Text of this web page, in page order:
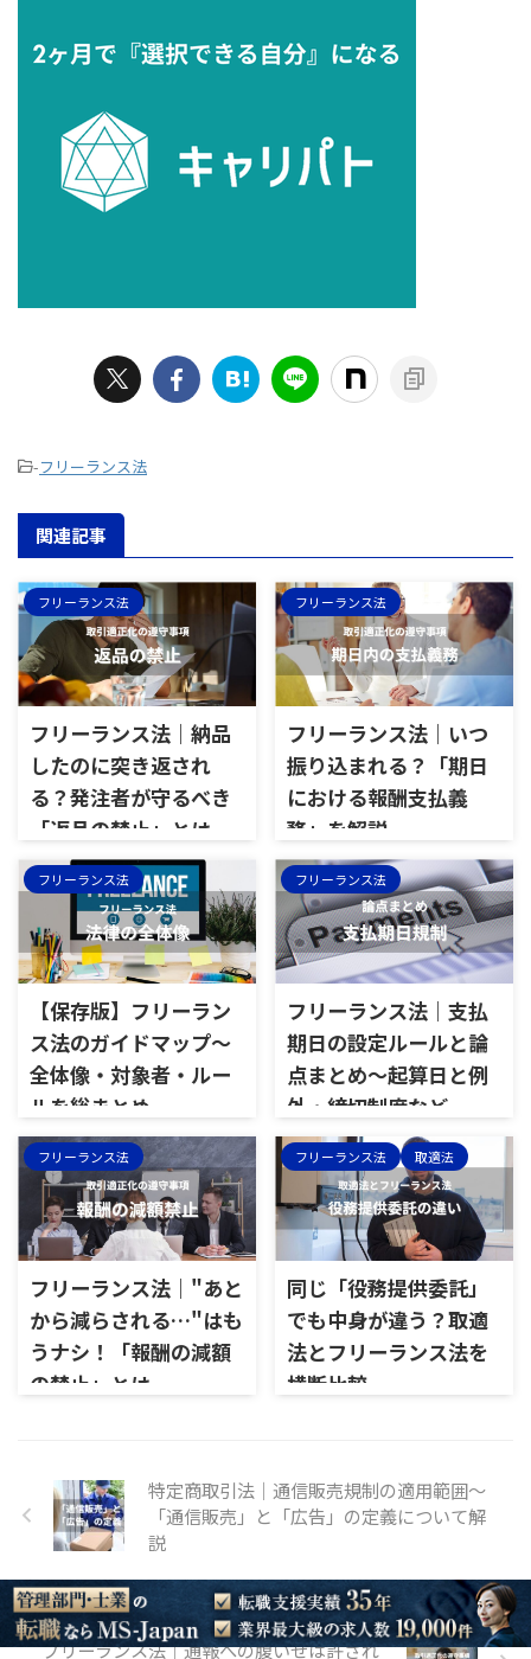
-フリーランス法
関連記事
フリーランス法
フリーランス法｜納品
したのに突き返され
る？発注者が守るべき
「返品の禁止」とは
フリーランス法
フリーランス法｜いつ
振り込まれる？「期日
における報酬支払義
務」を解説
フリーランス法
【保存版】フリーラン
ス法のガイドマップ～
全体像・対象者・ルー
ルを総まとめ
フリーランス法
フリーランス法｜支払
期日の設定ルールと論
点まとめ～起算日と例
外・締切制度など
フリーランス法
フリーランス法｜"あと
から減らされる…"はも
うナシ！「報酬の減額
の禁止」とは
フリーランス法 取適法
同じ「役務提供委託」
でも中身が違う？取適
法とフリーランス法を
横断比較
特定商取引法｜通信販売規制の適用範囲～
「通信販売」と「広告」の定義について解
説
フリーランス法｜通報への腹いせは許され